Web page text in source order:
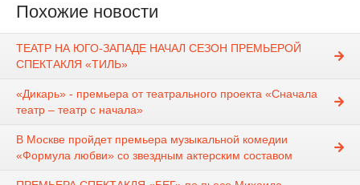
Похожие новости
ТЕАТР НА ЮГО-ЗАПАДЕ НАЧАЛ СЕЗОН ПРЕМЬЕРОЙ
СПЕКТАКЛЯ «ТИЛЬ»
«Дикарь» - премьера от театрального проекта «Сначала
театр – театр с начала»
В Москве пройдет премьера музыкальной комедии
«Формула любви» со звездным актерским составом